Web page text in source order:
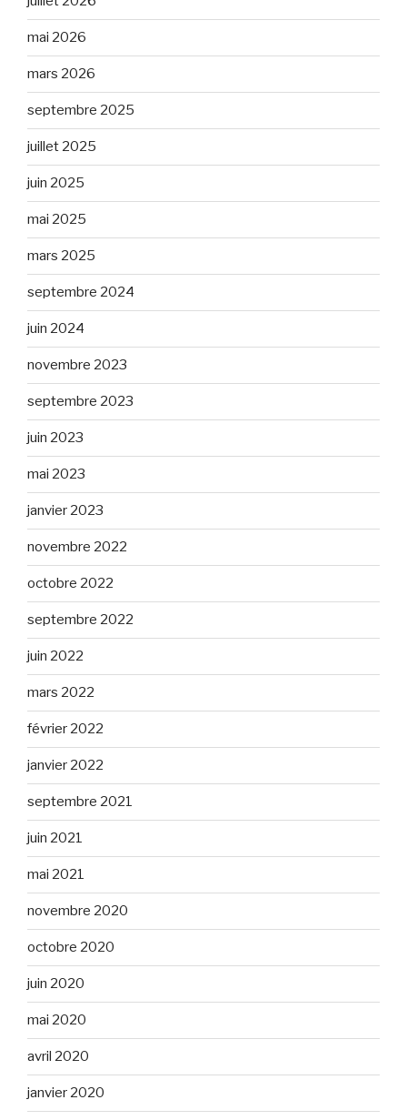
mai 2026
mars 2026
septembre 2025
juillet 2025
juin 2025
mai 2025
mars 2025
septembre 2024
juin 2024
novembre 2023
septembre 2023
juin 2023
mai 2023
janvier 2023
novembre 2022
octobre 2022
septembre 2022
juin 2022
mars 2022
février 2022
janvier 2022
septembre 2021
juin 2021
mai 2021
novembre 2020
octobre 2020
juin 2020
mai 2020
avril 2020
janvier 2020